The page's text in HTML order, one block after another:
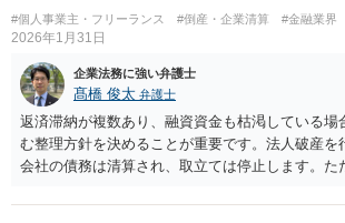
#個人事業主・フリーランス #倒産・企業清算 #金融業界
2026年1月31日
企業法務に強い弁護士
髙橋 俊太 弁護士
返済滞納が複数あり、融資資金も枯渇している場
む整理方針を決めることが重要です。法人破産を
会社の債務は清算され、取立ては停止します。た
ことが多いです。放置すると責任が拡大しやすい